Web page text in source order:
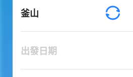
釜山
出發日期